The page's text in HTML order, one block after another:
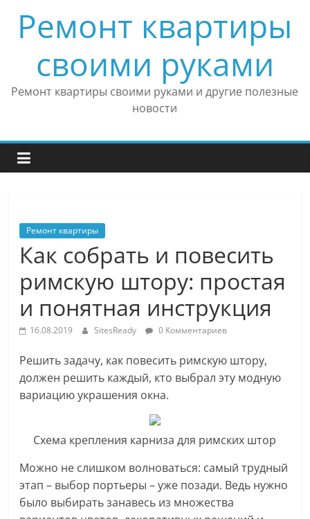
contentРемонт квартиры
своими руками
Ремонт квартиры своими руками и другие полезные
новости
Ремонт квартиры
Как собрать и повесить
римскую штору: простая
и понятная инструкция
16.08.2019 SitesReady 0 Комментариев
Решить задачу, как повесить римскую штору,
должен решить каждый, кто выбрал эту модную
вариацию украшения окна.
Схема крепления карниза для римских штор
Можно не слишком волноваться: самый трудный
этап – выбор портьеры – уже позади. Ведь нужно
было выбиратьзанавесь из множества